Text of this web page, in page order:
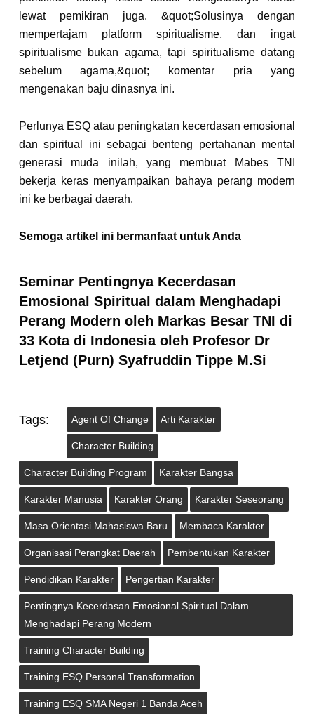
lewat pemikiran juga. &quot;Solusinya dengan
mempertajam platform spiritualisme, dan ingat
spiritualisme bukan agama, tapi spiritualisme datang
sebelum agama,&quot; komentar pria yang
mengenakan baju dinasnya ini.
Perlunya ESQ atau peningkatan kecerdasan emosional
dan spiritual ini sebagai benteng pertahanan mental
generasi muda inilah, yang membuat Mabes TNI
bekerja keras menyampaikan bahaya perang modern
ini ke berbagai daerah.
Semoga artikel ini bermanfaat untuk Anda
Seminar Pentingnya Kecerdasan
Emosional Spiritual dalam Menghadapi
Perang Modern oleh Markas Besar TNI di
33 Kota di Indonesia oleh Profesor Dr
Letjend (Purn) Syafruddin Tippe M.Si
Tags: Agent Of Change Arti Karakter
Character Building
Character Building Program Karakter Bangsa
Karakter Manusia Karakter Orang Karakter Seseorang
Masa Orientasi Mahasiswa Baru Membaca Karakter
Organisasi Perangkat Daerah Pembentukan Karakter
Pendidikan Karakter Pengertian Karakter
Pentingnya Kecerdasan Emosional Spiritual Dalam
Menghadapi Perang Modern
Training Character Building
Training ESQ Personal Transformation
Training ESQ SMA Negeri 1 Banda Aceh